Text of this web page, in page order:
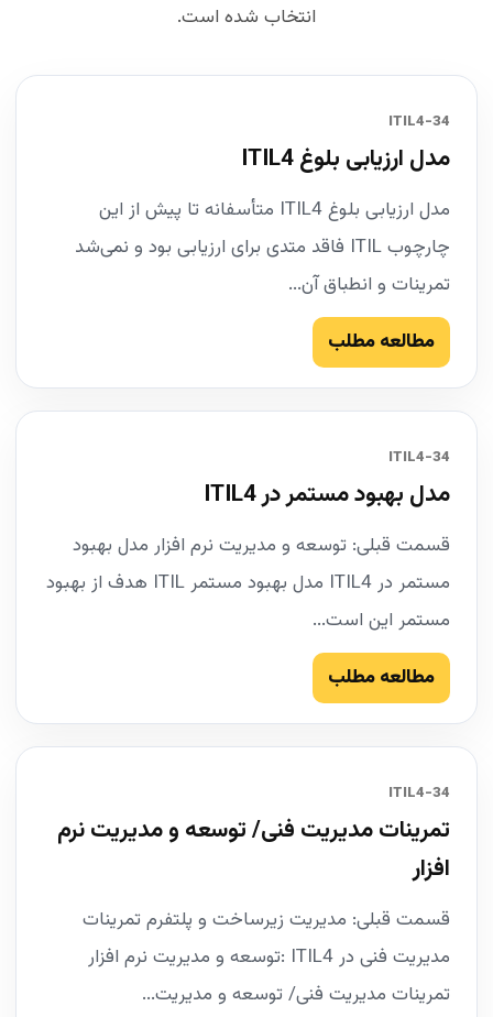
انتخاب شده است.
34-ITIL4
مدل ارزیابی بلوغ ITIL4
مدل ارزیابی بلوغ ITIL4 متأسفانه تا پیش از این
چارچوب ITIL فاقد متدی برای ارزیابی بود و نمی‌شد
تمرینات و انطباق آن...
مطالعه مطلب
34-ITIL4
مدل بهبود مستمر در ITIL4
قسمت قبلی: توسعه و مدیریت نرم افزار مدل بهبود
مستمر در ITIL4 مدل بهبود مستمر ITIL هدف از بهبود
مستمر این است...
مطالعه مطلب
34-ITIL4
تمرینات مدیریت فنی/ توسعه و مدیریت نرم
افزار
قسمت قبلی: مدیریت زیرساخت و پلتفرم تمرینات
مدیریت فنی در ITIL4 :توسعه و مدیریت نرم افزار
تمرینات مدیریت فنی/ توسعه و مدیریت...